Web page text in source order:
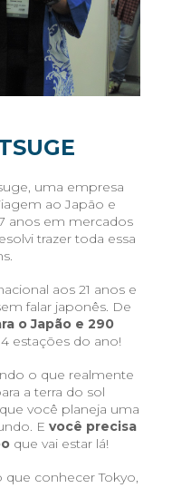
uma empresa
ao Japão e
anos em mercados
trazer toda essa
aos 21 anos e
falar japonês. De
o Japão e 290
estações do ano!
o que realmente
a terra do sol
você planeja uma
E você precisa
que vai estar lá!
conhecer Tokyo,